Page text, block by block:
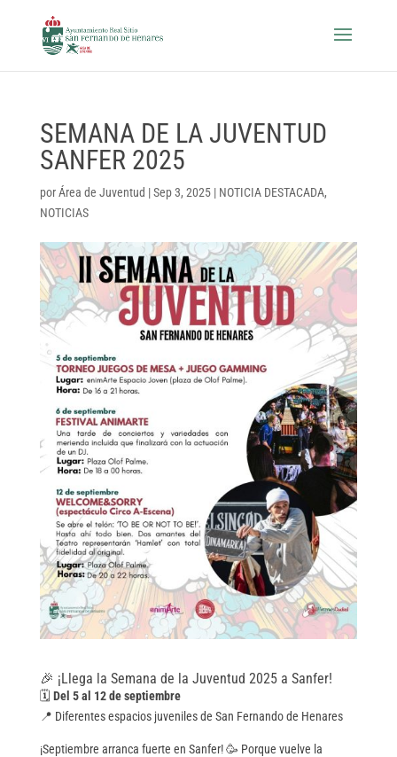
SEMANA DE LA JUVENTUD
SANFER 2025
porÁrea de Juventud |Sep 3, 2025| NOTICIA DESTACADA,
NOTICIAS
🎉 ¡Llega la Semana de la Juventud 2025 a Sanfer!
🗓️ Del 5 al 12 de septiembre
📍 Diferentes espacios juveniles de San Fernando de Henares
¡Septiembre arranca fuerte en Sanfer! 🥳 Porque vuelve la